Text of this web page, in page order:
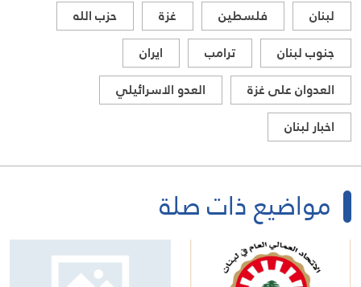
لبنان فلسطين غزة
حزب الله
جنوب لبنان
ترامب
ايران
العدوان على غزة
العدو الاسرائيلي
اخبار لبنان
مواضيع ذات صلة